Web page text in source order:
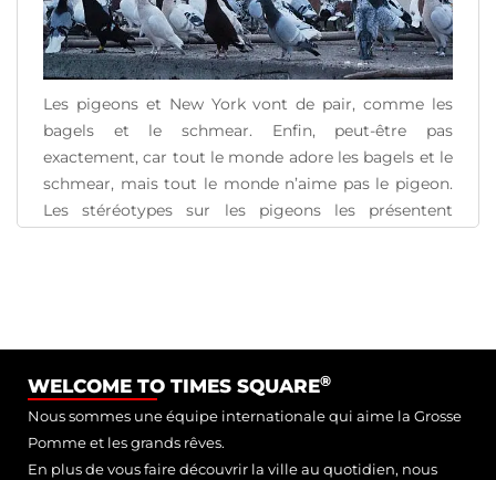
Les pigeons et New York vont de pair, comme les
bagels et le schmear. Enfin, peut-être pas
exactement, car tout le monde adore les bagels et le
schmear, mais tout le monde n’aime pas le pigeon.
Les stéréotypes sur les pigeons les présentent
WELCOME TO TIMES SQUARE®
Nous sommes une équipe internationale qui aime la Grosse
Pomme et les grands rêves.
En plus de vous faire découvrir la ville au quotidien, nous